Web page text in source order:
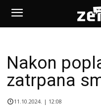
Nakon
zatrpana
11.10.2024. | 12:08